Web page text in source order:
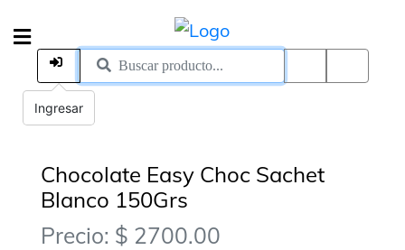
Chocolate Easy Choc Sachet
Blanco 150Grs
Precio: $ 2700.00
Ingresar